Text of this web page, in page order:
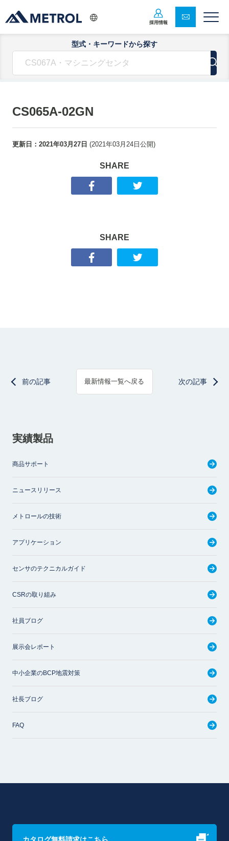
採用情報
型式・キーワードから探す
CS065A-02GN
更新日： 2021年03月27日 (2021年03月24日 公開)
SHARE
SHARE
前の記事 最新情報一覧へ戻る 次の記事
実績製品
商品サポート
ニュースリリース
メトロールの技術
アプリケーション
センサのテクニカルガイド
CSRの取り組み
社員ブログ
展示会レポート
中小企業のBCP地震対策
社長ブログ
FAQ